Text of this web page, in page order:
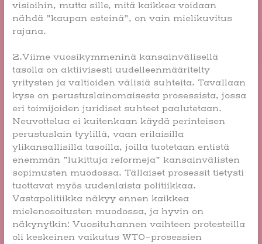
visioihin, mutta sille, mitä kaikkea voidaan
nähdä ”kaupan esteinä”, on vain mielikuvitus
rajana.
2.Viime vuosikymmeninä kansainvälisellä
tasolla on aktiivisesti uudelleenmääritelty
yritysten ja valtioiden välisiä suhteita. Tavallaan
kyse on perustuslainomaisesta prosessista, jossa
eri toimijoiden juridiset suhteet paalutetaan.
Neuvottelua ei kuitenkaan käydä perinteisen
perustuslain tyylillä, vaan erilaisilla
ylikansallisilla tasoilla, joilla tuotetaan entistä
enemmän ”lukittuja reformeja” kansainvälisten
sopimusten muodossa. Tällaiset prosessit tietysti
tuottavat myös uudenlaista politiikkaa.
Vastapolitiikka näkyy ennen kaikkea
mielenosoitusten muodossa, ja hyvin on
näkynytkin: Vuosituhannen vaihteen protesteilla
oli keskeinen vaikutus WTO-prosessien